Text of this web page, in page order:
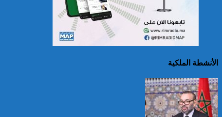
الصين تصدر إنذارين
لمواجهة العواصف المطيرة
وطقس شديد الحمل
الحراري
الأنشطة الملكية